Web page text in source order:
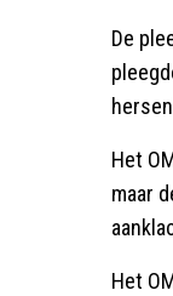
De
Het
maar
Het